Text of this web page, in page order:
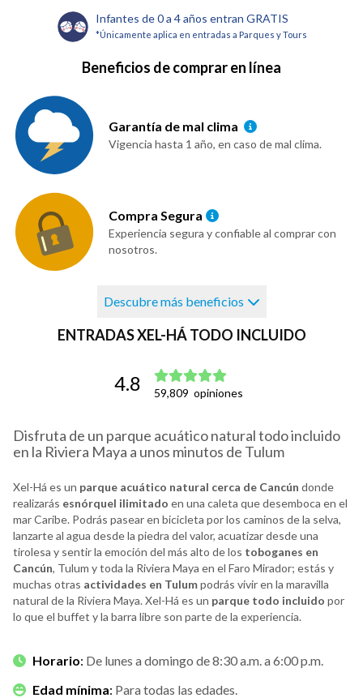
Infantes de 0 a 4 años entran GRATIS
*Únicamente aplica en entradas a Parques y Tours
Beneficios de comprar en línea
Garantía de mal clima
Vigencia hasta 1 año, en caso de mal clima.
Compra Segura
Experiencia segura y confiable al comprar con
nosotros.
Descubre más beneficios
ENTRADAS XEL-HÁ TODO INCLUIDO
4.8 59,809 opiniones
Disfruta de un parque acuático natural todo incluido
en la Riviera Maya a unos minutos de Tulum
Xel-Há es un parque acuático natural cerca de Cancún donde
realizarás esnórquel ilimitado en una caleta que desemboca en el
mar Caribe. Podrás pasear en bicicleta por los caminos de la selva,
lanzarte al agua desde la piedra del valor, acuatizar desde una
tirolesa y sentir la emoción del más alto de los toboganes en
Cancún, Tulum y toda la Riviera Maya en el Faro Mirador; estás y
muchas otras actividades en Tulumpodrás vivir en la maravilla
natural de la Riviera Maya. Xel-Há es un parque todo incluido por
lo que el buffet y la barra libre son parte de la experiencia.
Horario: De lunes a domingo de 8:30 a.m. a 6:00 p.m.
Edad mínima: Para todas las edades.